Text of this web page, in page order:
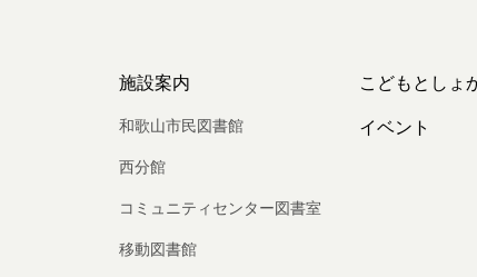
施設案内
和歌山市民図書館
西分館
コミュニティセンター図書室
移動図書館
こどもとしょ
イベント